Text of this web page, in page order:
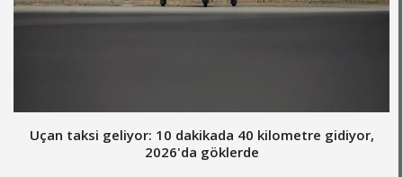
Uçan taksi geliyor: 10 dakikada 40 kilometre gidiyor,
2026'da göklerde